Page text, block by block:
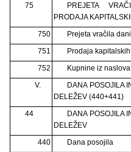
75
PREJETA
PRODAJA
750
Prejeta vračila
751
Prodaja
752
Kupnine iz
V.
DANA POSOJILA
DELEŽEV (440+441)
44
DANA POSOJILA
DELEŽEV
440
Dana posojila